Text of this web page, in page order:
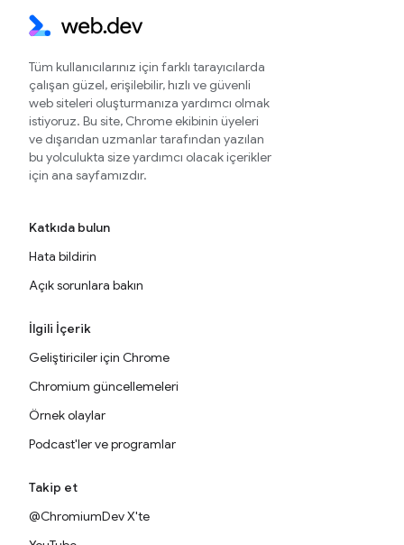
Tüm kullanıcılarınız için farklı tarayıcılarda
çalışan güzel, erişilebilir, hızlı ve güvenli
web siteleri oluşturmanıza yardımcı olmak
istiyoruz. Bu site, Chrome ekibinin üyeleri
ve dışarıdan uzmanlar tarafından yazılan
bu yolculukta size yardımcı olacak içerikler
için ana sayfamızdır.
Katkıda bulun
Hata bildirin
Açık sorunlara bakın
İlgili İçerik
Geliştiriciler için Chrome
Chromium güncellemeleri
Örnek olaylar
Podcast'ler ve programlar
Takip et
@ChromiumDev X'te